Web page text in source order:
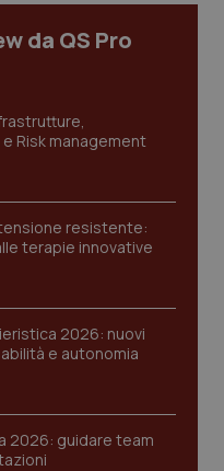
da QS Pro
e Risk management
resistente:
terapie innovative
2026: nuovi
e autonomia
2026: guidare team
a rendere fruibile il
di base quali la
alle aree
Fornitore /